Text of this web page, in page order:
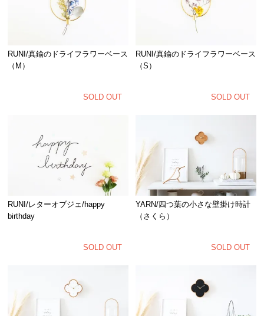
RUNI/真鍮のドライフラワーベース
（M）
SOLD OUT
RUNI/真鍮のドライフラワーベース
（S）
SOLD OUT
RUNI/レターオブジェ/happy
birthday
SOLD OUT
YARN/四つ葉の小さな壁掛け時計
（さくら）
SOLD OUT